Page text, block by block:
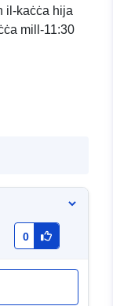
il-kaċċa hija
mill-11:30
0